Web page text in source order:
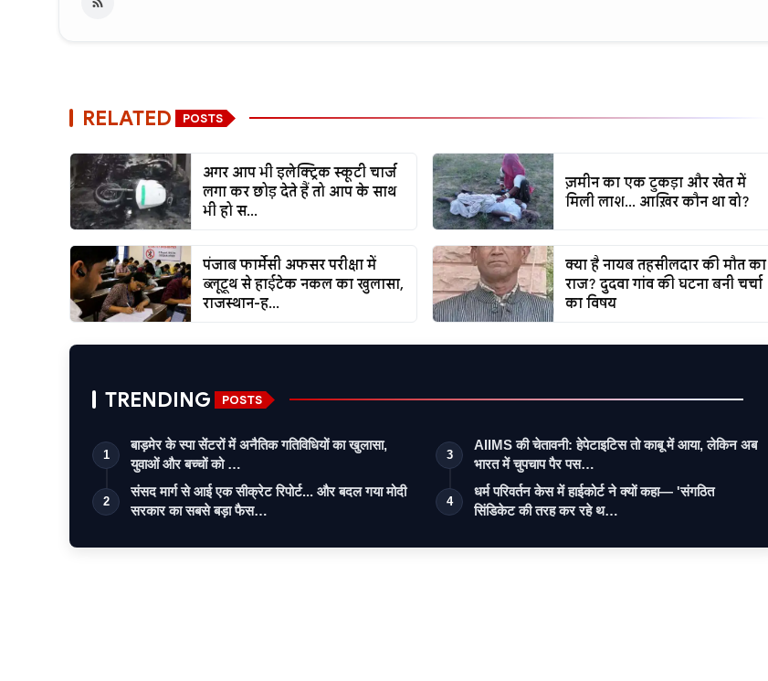
RELATED POSTS
अगर आप भी इलेक्ट्रिक स्कूटी चार्ज
लगा कर छोड़ देते हैं तो आप के साथ
भी हो स...
ज़मीन का एक टुकड़ा और खेत में
मिली लाश... आख़िर कौन था वो?
पंजाब फार्मेसी अफसर परीक्षा में
ब्लूटूथ से हाईटेक नकल का खुलासा,
राजस्थान-ह...
क्या है नायब तहसीलदार की मौत का
राज? दुदवा गांव की घटना बनी चर्चा
का विषय
TRENDING POSTS
1
बाड़मेर के स्पा सेंटरों में अनैतिक गतिविधियों का खुलासा,
युवाओं और बच्चों को …
2
संसद मार्ग से आई एक सीक्रेट रिपोर्ट... और बदल गया मोदी
सरकार का सबसे बड़ा फैस…
3
AIIMS की चेतावनी: हेपेटाइटिस तो काबू में आया, लेकिन अब
भारत में चुपचाप पैर पस…
4
धर्म परिवर्तन केस में हाईकोर्ट ने क्यों कहा— 'संगठित
सिंडिकेट की तरह कर रहे थ…